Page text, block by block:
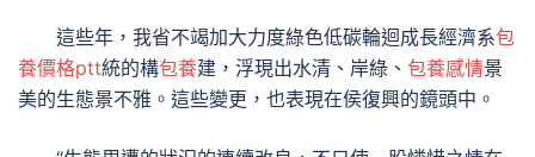
這些年，我省不竭加大力度綠色低碳輪迴成長經濟系包
養價格ptt統的構包養建，浮現出水清、岸綠、 包養感情景
美的生態景不雅。這些變更，也表現在侯復興的鏡頭中。